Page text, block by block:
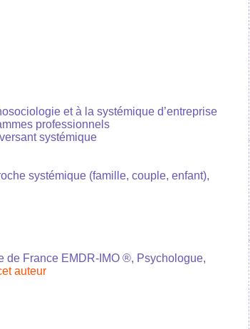
et à la systémique d’entreprise
professionnels
systémique
systémique (famille, couple, enfant),
de France EMDR-IMO ®, Psychologue,
auteur